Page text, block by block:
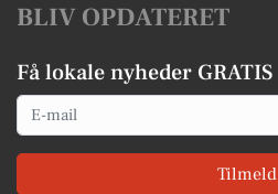
BLIV OPDATERET
Få lokale nyheder GRATIS
Email
Tilmeld